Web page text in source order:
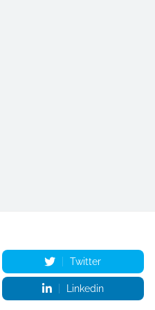
Twitter
Linkedin